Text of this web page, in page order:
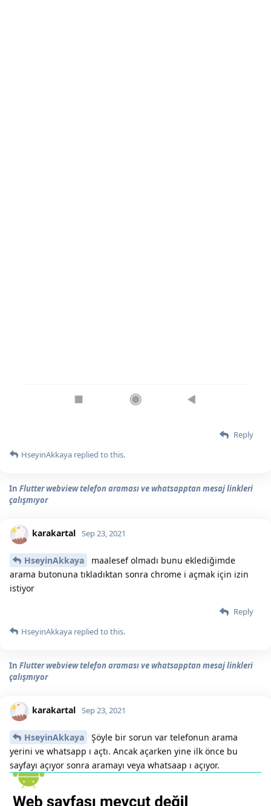
Reply
HseyinAkkaya replied to this.
In Flutter webview telefon araması ve whatsapptan mesaj linkleri
çalışmıyor
karakartal Sep 23, 2021
HseyinAkkaya
maalesef olmadı bunu eklediğimde
arama butonuna tıkladıktan sonra chrome i açmak için izin
istiyor
Reply
HseyinAkkaya replied to this.
In Flutter webview telefon araması ve whatsapptan mesaj linkleri
çalışmıyor
karakartal Sep 23, 2021
HseyinAkkaya
Şöyle bir sorun var telefonun arama
yerini ve whatsapp ı açtı. Ancak açarken yine ilk önce bu
sayfayı açıyor sonra aramayı veya whatsaap ı açıyor.